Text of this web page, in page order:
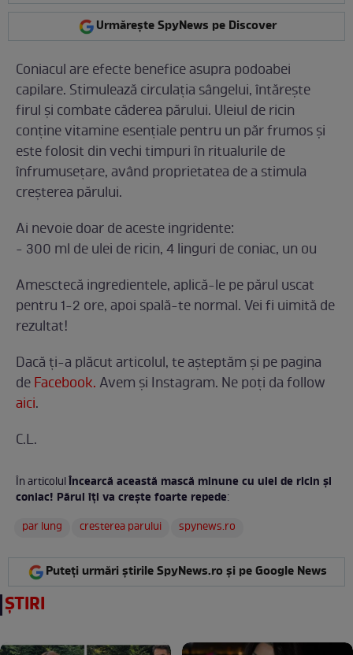
Urmărește SpyNews pe Discover
Coniacul are efecte benefice asupra podoabei
capilare. Stimulează circulaţia sângelui, întăreşte
firul şi combate căderea părului. Uleiul de ricin
conţine vitamine esenţiale pentru un păr frumos şi
este folosit din vechi timpuri în ritualurile de
înfrumuseţare, având proprietatea de a stimula
creşterea părului.
Ai nevoie doar de aceste ingridente:
- 300 ml de ulei de ricin, 4 linguri de coniac, un ou
Amesctecă ingredientele, aplică-le pe părul uscat
pentru 1-2 ore, apoi spală-te normal. Vei fi uimită de
rezultat!
Dacă ți-a plăcut articolul, te așteptăm și pe pagina
deFacebook. Avem și Instagram. Ne poți da follow
aici.
C.L.
În articolulÎncearcă această mască minune cu ulei de ricin şi
coniac! Părul îţi va creşte foarte repede:
par lung
cresterea parului spynews.ro
Puteți urmări știrile SpyNews.ro și pe Google News
ȘTIRI